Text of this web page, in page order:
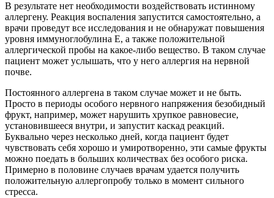
В результате нет необходимости воздействовать истинному
аллергену. Реакция воспаления запустится самостоятельно, а
врачи проведут все исследования и не обнаружат повышения
уровня иммуноглобулина Е, а также положительной
аллергической пробы на какое-либо вещество. В таком случае
пациент может услышать, что у него аллергия на нервной
почве.
Постоянного аллергена в таком случае может и не быть.
Просто в периоды особого нервного напряжения безобидный
фрукт, например, может нарушить хрупкое равновесие,
установившееся внутри, и запустит каскад реакций.
Буквально через несколько дней, когда пациент будет
чувствовать себя хорошо и умиротворенно, эти самые фрукты
можно поедать в больших количествах без особого риска.
Примерно в половине случаев врачам удается получить
положительную аллергопробу только в момент сильного
стресса.